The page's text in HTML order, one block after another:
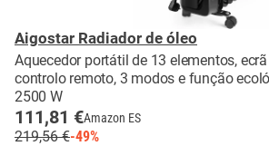
Aigostar Radiador de óleo
Aquecedor portátil de 13 elementos,
controlo remoto, 3 modos e função
2500 W
111,81 €Amazon ES
219,56 €-49%